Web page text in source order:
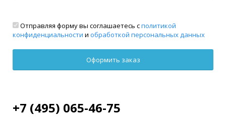
Отправляя форму вы соглашаетесь сполитикой
конфиденциальности и обработкой персональных данных
+7 (495) 065-46-75